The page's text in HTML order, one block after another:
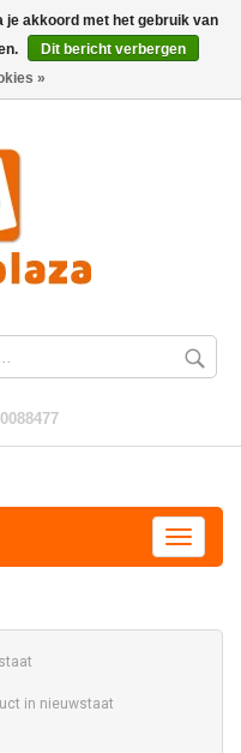
in nieuwstaat
je akkoord met het gebruik van
Dit bericht verbergen
»